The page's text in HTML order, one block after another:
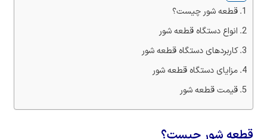
قطعه شور چیست؟
انواع دستگاه قطعه شور
کاربردهای دستگاه قطعه شور
مزایای دستگاه قطعه شور
قیمت قطعه شور
قطعه شور چیست؟